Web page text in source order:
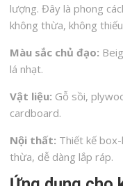
lượng. Đây là phong
không thừa, không
Màu sắc chủ đạo:
lá nhạt.
Vật liệu: Gỗ sồi,
cardboard.
Nội thất: Thiết kế
thừa, dễ dàng lắp ráp.